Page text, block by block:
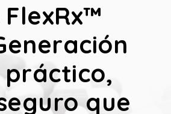
práctico,
que